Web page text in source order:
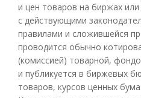
и цен товаров на биржах
с действующими
правилами и сложившейся
проводится обычно
(комиссией) товарной,
и публикуется в биржевых
товаров, курсов ценных